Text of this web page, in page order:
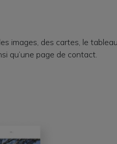
images, des cartes, le
qu’une page de contact.